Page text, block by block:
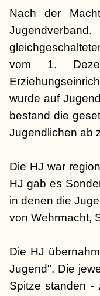
Nach der
vom 1.
wurde auf
bestand die
Jugendlichen ab
Die HJ war
HJ gab es
in denen die
von Wehrmacht,
Die HJ
Jugend". Die
Spitze standen -